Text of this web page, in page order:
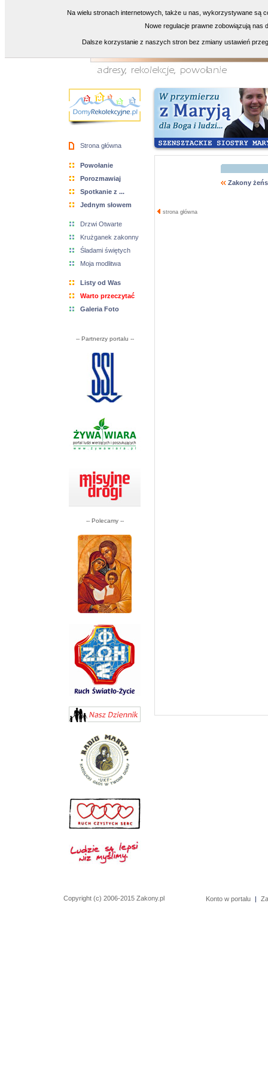
Strona główna
Powołanie
Porozmawiaj
Spotkanie z ...
Jednym słowem
Drzwi Otwarte
Krużganek zakonny
Śladami świętych
Moja modlitwa
Listy od Was
Warto przeczytać
Galeria Foto
-- Partnerzy portalu --
-- Polecamy --
Zakony
strona główna
Copyright (c) 2006-2015 Zakony.pl Konto w portalu |
Na wielu stronach internetowych, także u nas, wykorzystywane są
Nowe regulacje prawne zobowiązują nas
Dalsze korzystanie z naszych stron bez zmiany ustawień